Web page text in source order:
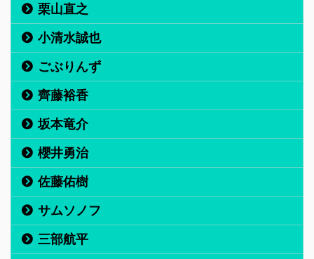
栗山直之
小清水誠也
ごぶりんず
齊藤裕香
坂本竜介
櫻井勇治
佐藤佑樹
サムソノフ
三部航平